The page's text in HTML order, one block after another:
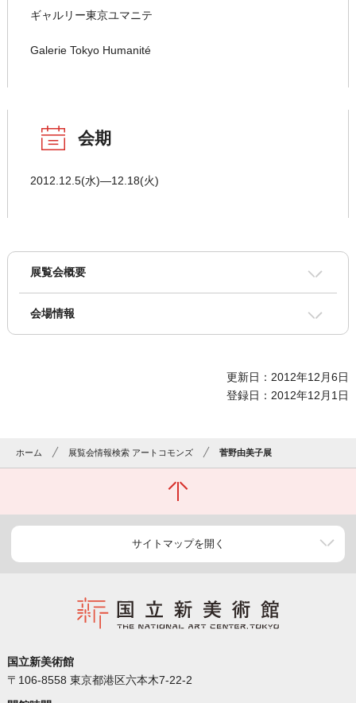
ギャルリー東京ユマニテ
Galerie Tokyo Humanité
会期
2012.12.5(水)―12.18(火)
展覧会概要
会場情報
更新日：2012年12月6日
登録日：2012年12月1日
ホーム 展覧会情報検索 アートコモンズ 菅野由美子展
サイトマップを開く
国立新美術館
〒106-8558 東京都港区六本木7-22-2